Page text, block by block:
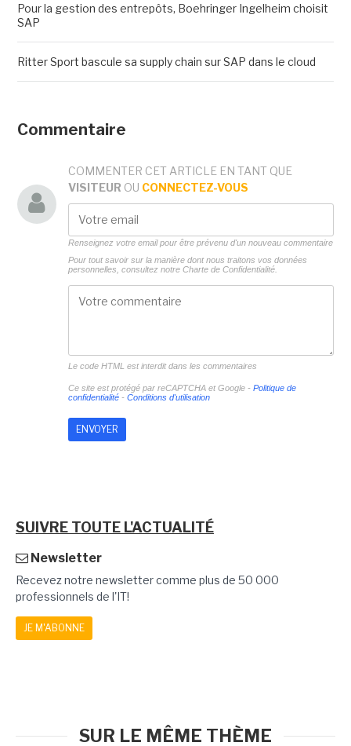
Pour la gestion des entrepôts, Boehringer Ingelheim choisit
SAP
Ritter Sport bascule sa supply chain sur SAP dans le cloud
Commentaire
COMMENTER CET ARTICLE EN TANT QUE
VISITEUR OU CONNECTEZ-VOUS
Renseignez votre email pour être prévenu d'un nouveau commentaire
Pour tout savoir sur la manière dont nous traitons vos données
personnelles, consultez notre Charte de Confidentialité.
Le code HTML est interdit dans les commentaires
Ce site est protégé par reCAPTCHA et Google - Politique de
confidentialité- Conditions d'utilisation
SUIVRE TOUTE L'ACTUALITÉ
Newsletter
Recevez notre newsletter comme plus de 50 000
professionnels de l'IT!
JE M'ABONNE
SUR LE MÊME THÈME